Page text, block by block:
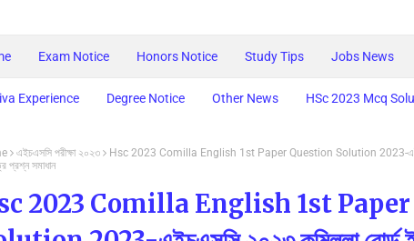
Exam Notice Honors Notice Study Tips Jobs News
Experience Degree Notice Other News HSc 2023 Mcq
এইচএসসি পরীক্ষা ২০২৩
Hsc 2023 Comilla English 1st Paper Question Solution 2023-
প্রশ্ন সমাধান
2023 Comilla English 1st